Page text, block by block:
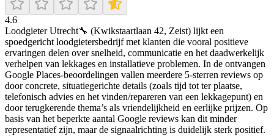
4.6
Loodgieter Utrecht🔧 (Kwikstaartlaan 42, Zeist) lijkt een
spoedgericht loodgietersbedrijf met klanten die vooral positieve
ervaringen delen over snelheid, communicatie en het daadwerkelijk
verhelpen van lekkages en installatieve problemen. In de ontvangen
Google Places-beoordelingen vallen meerdere 5-sterren reviews op
door concrete, situatiegerichte details (zoals tijd tot ter plaatse,
telefonisch advies en het vinden/repareren van een lekkagepunt) en
door terugkerende thema’s als vriendelijkheid en eerlijke prijzen. Op
basis van het beperkte aantal Google reviews kan dit minder
representatief zijn, maar de signaalrichting is duidelijk sterk positief.